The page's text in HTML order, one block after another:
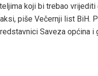
koji bi trebao
piše Večernji list BiH.
Saveza općina i